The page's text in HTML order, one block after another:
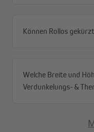
Montage in 60
Können Rollos
Welche Breite und
Verdunkelungs- &